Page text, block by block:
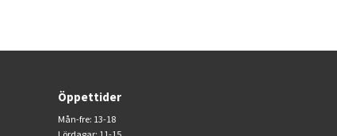
Öppettider
Mån-fre: 13-18